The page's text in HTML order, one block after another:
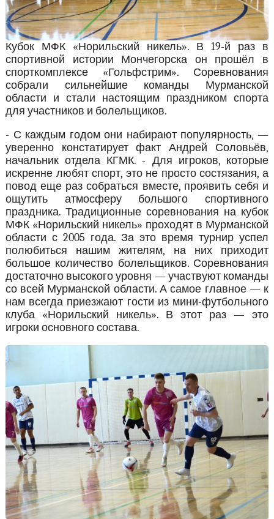
Кубок МФК «Норильский никель». В 19-й раз в
спортивной истории Мончегорска он прошёл в
спорткомплексе «Гольфстрим». Соревнования
собрали сильнейшие команды Мурманской
области и стали настоящим праздником спорта
для участников и болельщиков.
- С каждым годом они набирают популярность, —
уверенно констатирует факт Андрей Соловьёв,
начальник отдела КГМК. - Для игроков, которые
искренне любят спорт, это не просто состязания, а
повод еще раз собраться вместе, проявить себя и
ощутить атмосферу большого спортивного
праздника. Традиционные соревнования на кубок
МФК «Норильский никель» проходят в Мурманской
области с 2005 года. За это время турнир успел
полюбиться нашим жителям, на них приходит
большое количество болельщиков. Соревнования
достаточно высокого уровня — участвуют команды
со всей Мурманской области. А самое главное — к
нам всегда приезжают гости из мини-футбольного
клуба «Норильский никель». В этот раз — это
игроки основного состава.